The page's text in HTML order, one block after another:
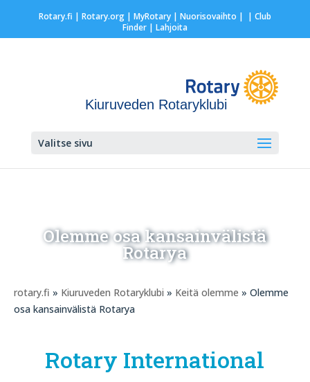
Rotary.fi | Rotary.org| MyRotary | Nuorisovaihto | | Club
Finder| Lahjoita
Kiuruveden Rotaryklubi
Valitse sivu
Olemme osa kansainvälistä
Rotarya
rotary.fi » Kiuruveden Rotaryklubi » Keitä olemme » Olemme
osa kansainvälistä Rotarya
Rotary International